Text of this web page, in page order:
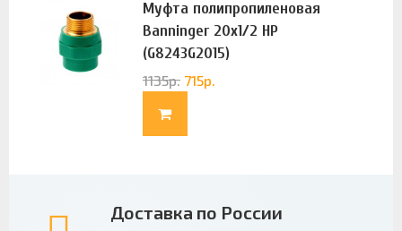
Муфта полипропиленовая
Banninger 20х1/2 НР
(G8243G2015)
1135р. 715р.
Доставка по России